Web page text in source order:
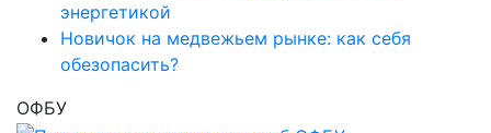
энергетикой
Новичок на медвежьем рынке: как себя
обезопасить?
ОФБУ